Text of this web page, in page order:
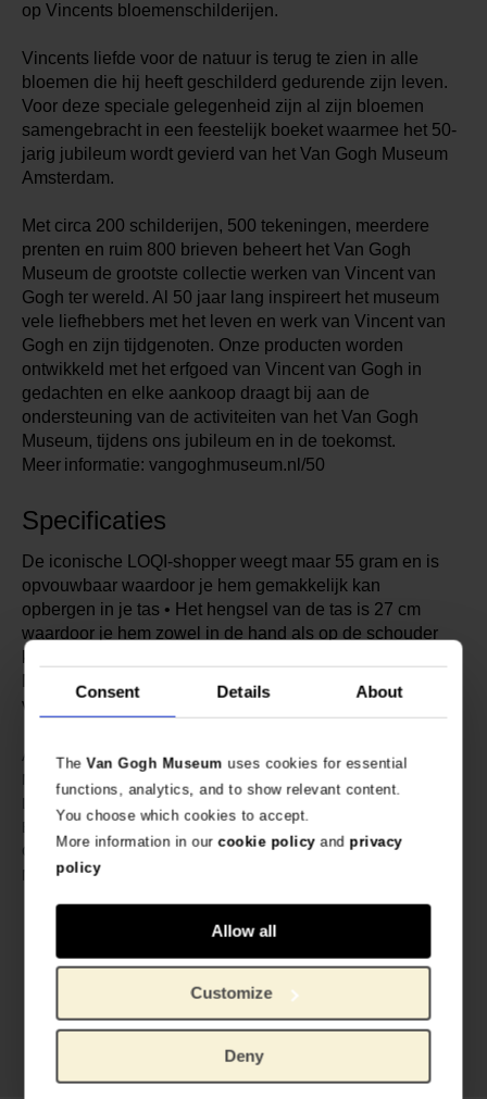
Consent Details About
TheVan Gogh Museum uses cookies for essential
functions, analytics, and to show relevant content.
You choose which cookies to accept.
More information in ourcookie policyand privacy
policy
Allow all
Customize
Deny
op Vincents bloemenschilderijen.
Vincents liefde voor de natuur is terug te zien in alle
bloemen die hij heeft geschilderd gedurende zijn leven.
Voor deze speciale gelegenheid zijn al zijn bloemen
samengebracht in een feestelijk boeket waarmee het 50-
jarig jubileum wordt gevierd van het Van Gogh Museum
Amsterdam.
Met circa 200 schilderijen, 500 tekeningen, meerdere
prenten en ruim 800 brieven beheert het Van Gogh
Museum de grootste collectie werken van Vincent van
Gogh ter wereld. Al 50 jaar lang inspireert het museum
vele liefhebbers met het leven en werk van Vincent van
Gogh en zijn tijdgenoten. Onze producten worden
ontwikkeld met het erfgoed van Vincent van Gogh in
gedachten en elke aankoop draagt bij aan de
ondersteuning van de activiteiten van het Van Gogh
Museum, tijdens ons jubileum en in de toekomst.
Meer informatie: vangoghmuseum.nl/50
Specificaties
De iconische LOQI-shopper weegt maar 55 gram en is
opvouwbaar waardoor je hem gemakkelijk kan
opbergen in je tas • Het hengsel van de tas is 27 cm
waardoor je hem zowel in de hand als op de schouder
Met extra opbergzakje • Opvouwbaar tot een klein tasje
van 11 x 11.5 cm.
Artikelnummer:
Merk: LOQI x Van Gogh Museum
Lengte:
Breedte: 42 cm
Gewicht: 55 gram
Materiaal: